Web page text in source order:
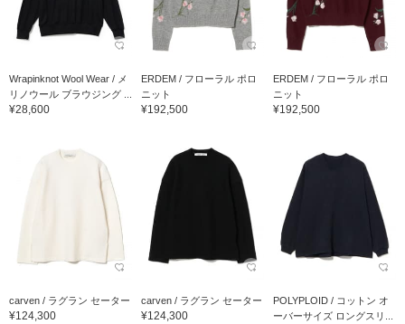
Wrapinknot Wool Wear / メ
リノウール ブラウジング ...
¥28,600
ERDEM / フローラル ポロ
ニット
¥192,500
ERDEM / フローラル ポロ
ニット
¥192,500
carven / ラグラン セーター
¥124,300
carven / ラグラン セーター
¥124,300
POLYPLOID / コットン オ
ーバーサイズ ロングスリ...